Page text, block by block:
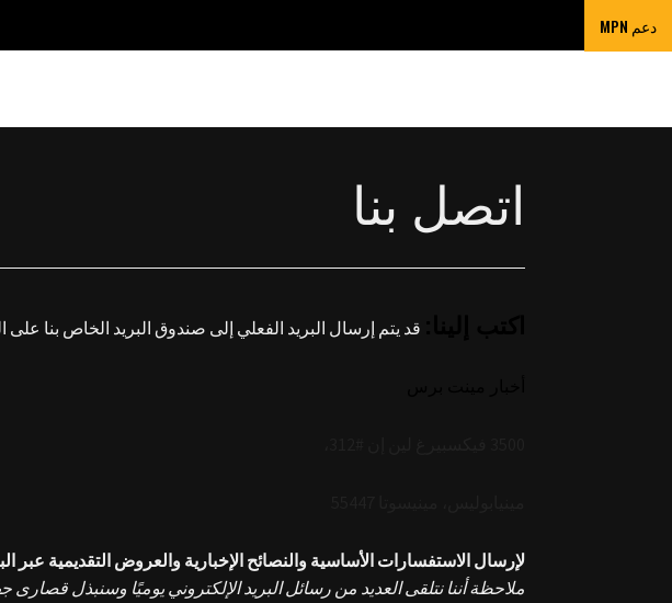
دعم MPN
اتصل بنا
قد يتم إرسال البريد الفعلي إلى صندوق البريد الخاص بنا على
لإرسال الاستفسارات الأساسية والنصائح الإخبارية والعروض التقديمية عبر
ملاحظة أننا نتلقى العديد من رسائل البريد الإلكتروني يوميًا وسنبذل